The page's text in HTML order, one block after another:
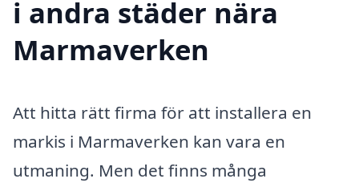
i andra städer nära
Marmaverken
Att hitta rätt firma för att installera en
markis i Marmaverken kan vara en
utmaning. Men det finns många